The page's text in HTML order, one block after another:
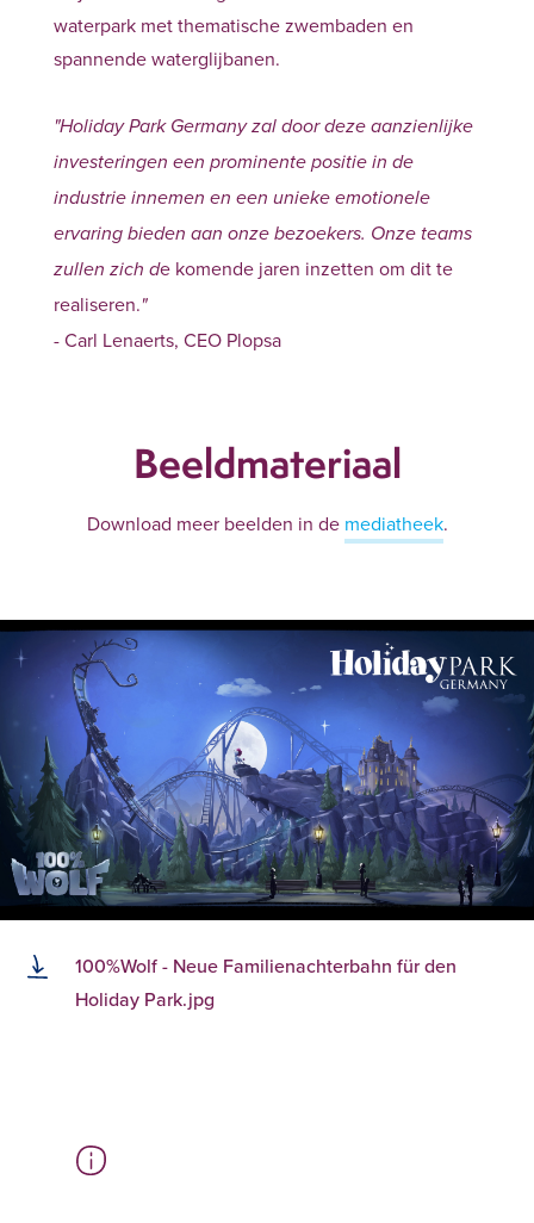
waterpark met thematische zwembaden en
spannende waterglijbanen.
"Holiday Park Germany zal door deze aanzienlijke
investeringen een prominente positie in de
industrie innemen en een unieke emotionele
ervaring bieden aan onze bezoekers. Onze teams
zullen zich de komende jaren inzetten om dit te
realiseren."
- Carl Lenaerts, CEO Plopsa
Beeldmateriaal
Download meer beelden in de mediatheek.
100%Wolf - Neue Familienachterbahn für den
Holiday Park.jpg